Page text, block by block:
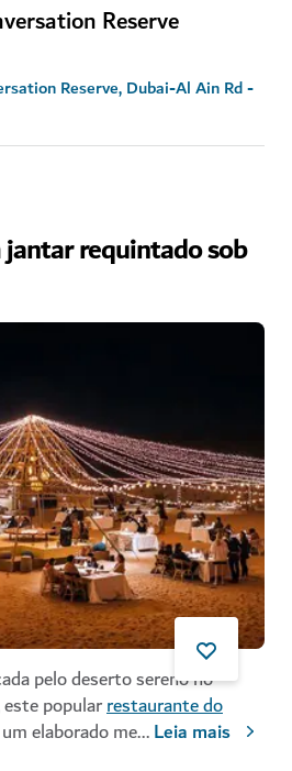
Reserve
Reserve, Dubai-Al Ain Rd -
requintado sob
pelo deserto sereno no
popularrestaurante do
elaborado me...Leia mais